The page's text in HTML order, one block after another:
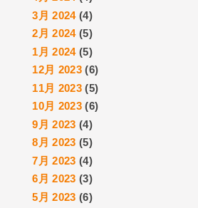
3月 2024(4)
2月 2024(5)
1月 2024(5)
12月 2023 (6)
11月 2023 (5)
10月 2023 (6)
9月 2023 (4)
8月 2023 (5)
7月 2023 (4)
6月 2023 (3)
5月 2023 (6)